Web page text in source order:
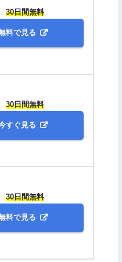
30日間無料
料で見る
30日間無料
すぐ見る
30日間無料
料で見る